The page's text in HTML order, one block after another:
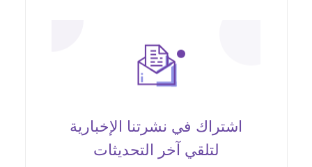
اشتراك في نشرتنا الإخبارية
لتلقي آخر التحديثات